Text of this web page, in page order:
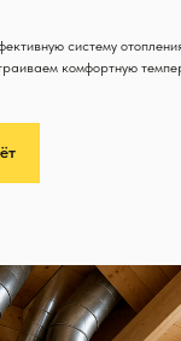
систему
комфортную